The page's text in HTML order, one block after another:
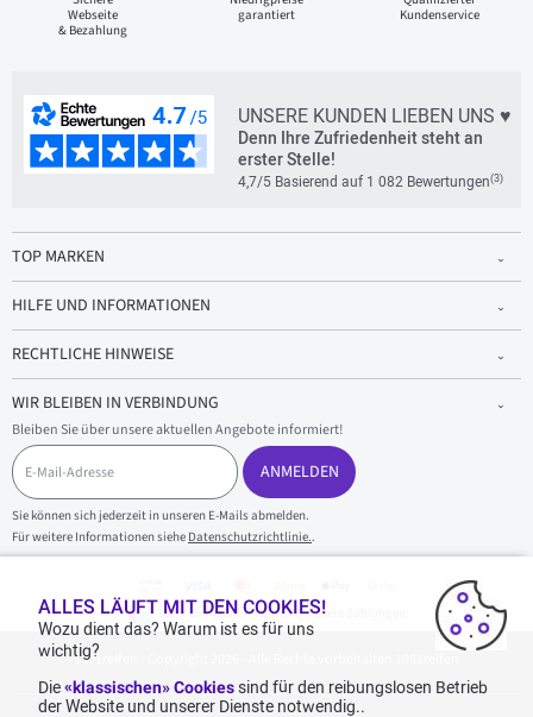
Webseite
& Bezahlung
garantiert
Kundenservice
UNSERE KUNDEN LIEBEN UNS ♥
Denn Ihre Zufriedenheit steht an
erster Stelle!
4,7/5 Basierend auf 1 082 Bewertungen(3)
TOP MARKEN
HILFE UND INFORMATIONEN
RECHTLICHE HINWEISE
WIR BLEIBEN IN VERBINDUNG
Bleiben Sie über unsere aktuellen Angebote informiert!
E
-
M
a
i
l
ANMELDEN
Sie können sich jederzeit in unseren E-Mails abmelden.
Für weitere Informationen siehe Datenschutzrichtlinie..
100 % sicherer Einkauf und sichere Zahlungen
1001reifen - Copyright 2026 - Alle Rechte vorbehalten 1001reifen
ALLES LÄUFT MIT DEN COOKIES!
Wozu dient das? Warum ist es für uns
wichtig?
Die«klassischen» Cookiessind für den reibungslosen Betrieb
der Website und unserer Dienste notwendig..